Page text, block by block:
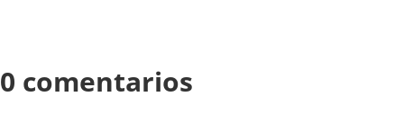
0 comentarios